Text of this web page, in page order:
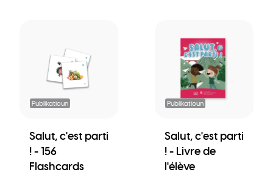
Publikatioun
Salut, c'est parti
! - 156
Flashcards
Publikatioun
Salut, c'est parti
! - Livre de
l'élève